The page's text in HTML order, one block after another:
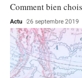
Comment bien
Actu 26 septembre 2019